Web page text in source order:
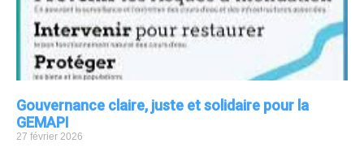
Gouvernance claire, juste et solidaire pour la
GEMAPI
27 février 2026